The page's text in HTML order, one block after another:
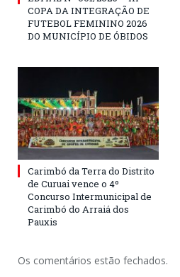
COPA DA INTEGRAÇÃO DE
FUTEBOL FEMININO 2026
DO MUNICÍPIO DE ÓBIDOS
Carimbó da Terra do Distrito
de Curuai vence o 4º
Concurso Intermunicipal de
Carimbó do Arraiá dos
Pauxis
Os comentários estão fechados.